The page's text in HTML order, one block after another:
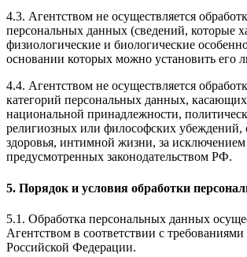
4.3. Агентством не осуществляется
персональных данных (сведений, которые
физиологические и биологические
основании которых можно установить его
4.4. Агентством не осуществляется
категорий персональных данных,
национальной принадлежности,
религиозных или философских убеждений,
здоровья, интимной жизни, за исключением
предусмотренных законодательством РФ.
5. Порядок и условия обработки
5.1. Обработка персональных данных
Агентством в соответствии с требованиями
Российской Федерации.